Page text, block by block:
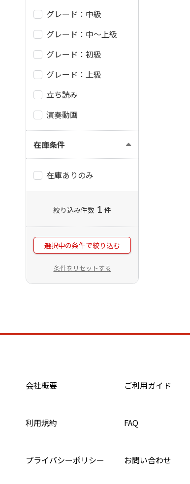
グレード：中級
グレード：中～上級
グレード：初級
グレード：上級
立ち読み
演奏動画
在庫条件
在庫ありのみ
絞り込み件数 1 件
選択中の条件で絞り込む
条件をリセットする
会社概要 ご利用ガイド
利用規約 FAQ
プライバシーポリシー お問い合わせ